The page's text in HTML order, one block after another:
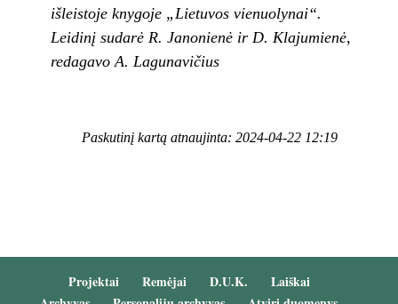
išleistoje knygoje „Lietuvos vienuolynai“.
Leidinį sudarė R. Janonienė ir D. Klajumienė,
redagavo A. Lagunavičius
Paskutinį kartą atnaujinta: 2024-04-22 12:19
Projektai Remėjai D.U.K.
Laiškai